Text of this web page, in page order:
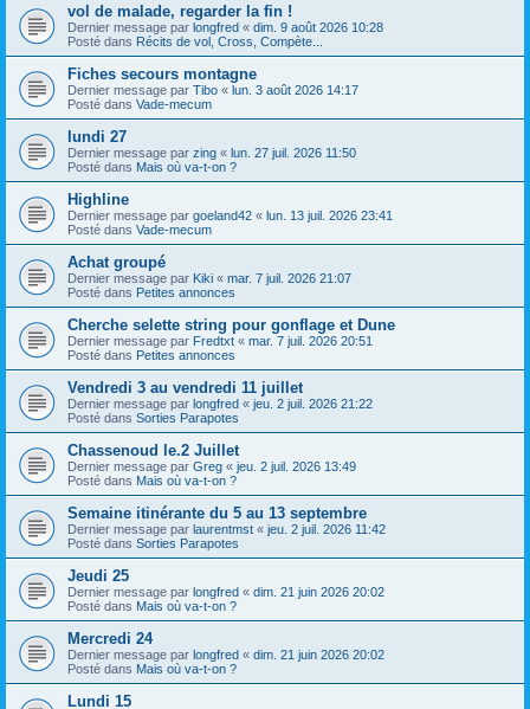
vol de malade, regarder la fin !
Dernier message par longfred « dim. 9 août 2026 10:28
Posté dans Récits de vol, Cross, Compète...
Fiches secours montagne
Dernier message par Tibo « lun. 3 août 2026 14:17
Posté dans Vade-mecum
lundi 27
Dernier message par zing « lun. 27 juil. 2026 11:50
Posté dans Mais où va-t-on ?
Highline
Dernier message par goeland42 « lun. 13 juil. 2026 23:41
Posté dans Vade-mecum
Achat groupé
Dernier message par Kiki « mar. 7 juil. 2026 21:07
Posté dans Petites annonces
Cherche selette string pour gonflage et Dune
Dernier message par Fredtxt « mar. 7 juil. 2026 20:51
Posté dans Petites annonces
Vendredi 3 au vendredi 11 juillet
Dernier message par longfred « jeu. 2 juil. 2026 21:22
Posté dans Sorties Parapotes
Chassenoud le.2 Juillet
Dernier message par Greg « jeu. 2 juil. 2026 13:49
Posté dans Mais où va-t-on ?
Semaine itinérante du 5 au 13 septembre
Dernier message par laurentmst « jeu. 2 juil. 2026 11:42
Posté dans Sorties Parapotes
Jeudi 25
Dernier message par longfred « dim. 21 juin 2026 20:02
Posté dans Mais où va-t-on ?
Mercredi 24
Dernier message par longfred « dim. 21 juin 2026 20:02
Posté dans Mais où va-t-on ?
Lundi 15